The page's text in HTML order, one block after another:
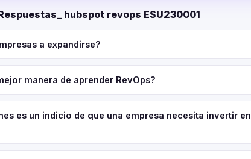
hubspot revops ESU230001
a expandirse?
manera de aprender RevOps?
es un indicio de que una empresa necesita invertir en